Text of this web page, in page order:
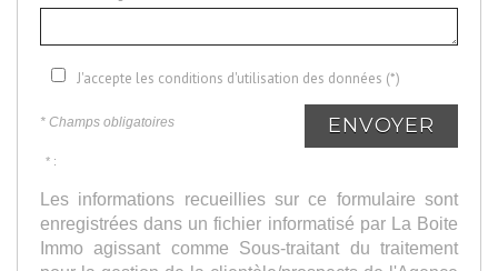
J'accepte les conditions d'utilisation des données (*)
* Champs obligatoires ENVOYER
* :
Les informations recueillies sur ce formulaire sont
enregistrées dans un fichier informatisé par La Boite
Immo agissant comme Sous-traitant du traitement